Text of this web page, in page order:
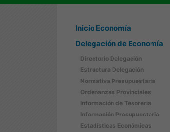
Inicio Economía
Delegación de Economía
Directorio Delegación
Estructura Delegación
Normativa Presupuestaria
Ordenanzas Provinciales
Información de Tesoreria
Información Presupuestaria
Estadísticas Económicas